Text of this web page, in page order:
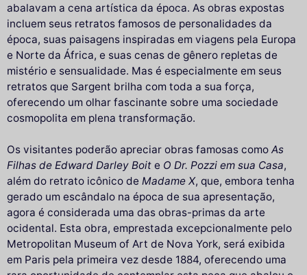
abalavam a cena artística da época. As obras expostas
incluem seus retratos famosos de personalidades da
época, suas paisagens inspiradas em viagens pela Europa
e Norte da África, e suas cenas de gênero repletas de
mistério e sensualidade. Mas é especialmente em seus
retratos que Sargent brilha com toda a sua força,
oferecendo um olhar fascinante sobre uma sociedade
cosmopolita em plena transformação.
Os visitantes poderão apreciar obras famosas como As
Filhas de Edward Darley Boit e O Dr. Pozzi em sua Casa,
além do retrato icônico de Madame X, que, embora tenha
gerado um escândalo na época de sua apresentação,
agora é considerada uma das obras-primas da arte
ocidental. Esta obra, emprestada excepcionalmente pelo
Metropolitan Museum of Art de Nova York, será exibida
em Paris pela primeira vez desde 1884, oferecendo uma